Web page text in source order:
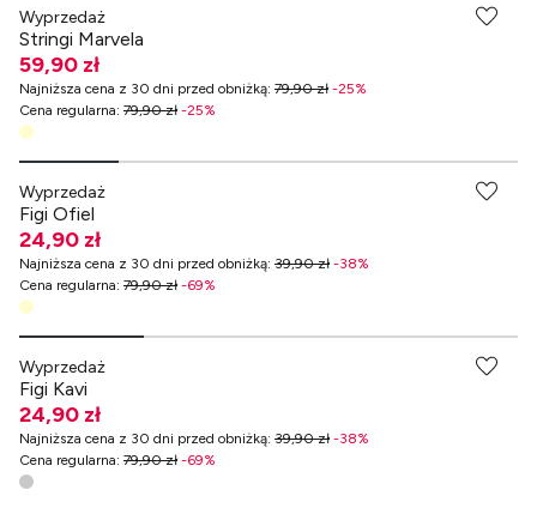
Wyprzedaż
Stringi Marvela
59,90 zł
Najniższa cena z 30 dni przed obniżką: 79,90 zł -25%
Cena regularna: 79,90 zł -25%
Wyprzedaż
Figi Ofiel
24,90 zł
Najniższa cena z 30 dni przed obniżką: 39,90 zł -38%
Cena regularna: 79,90 zł -69%
Wyprzedaż
Figi Kavi
24,90 zł
Najniższa cena z 30 dni przed obniżką: 39,90 zł -38%
Cena regularna: 79,90 zł -69%